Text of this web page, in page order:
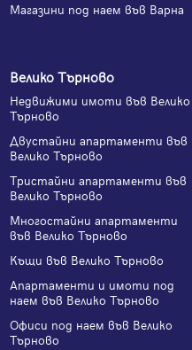
Магазини под наем във Варна
Велико Търново
Недвижими имоти във Велико
Търново
Двустайни апартаменти във
Велико Търново
Тристайни апартаменти във
Велико Търново
Многостайни апартаменти
във Велико Търново
Къщи във Велико Търново
Апартаменти и имоти под
наем във Велико Търново
Офиси под наем във Велико
Търново